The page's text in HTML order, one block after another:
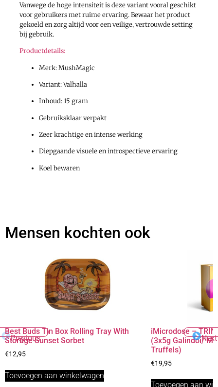
Vanwege de hoge intensiteit is deze variant vooral geschikt
voor gebruikers met ruime ervaring. Bewaar het product
gekoeld en zorg altijd voor een veilige, vertrouwde setting
bij gebruik.
Productdetails:
Merk: MushMagic
Variant: Valhalla
Inhoud: 15 gram
Gebruiksklaar verpakt
Zeer krachtige en intense werking
Diepgaande visuele en introspectieve ervaring
Koel bewaren
Mensen kochten ook
Previous
Best Buds Tin Box Rolling Tray With
Storage Sunset Sorbet
€12,95
Toevoegen aan winkelwagen
iMicrodose –
(3x5g Galindoi/
Truffels)
€19,95
Toevoegen aan
Next